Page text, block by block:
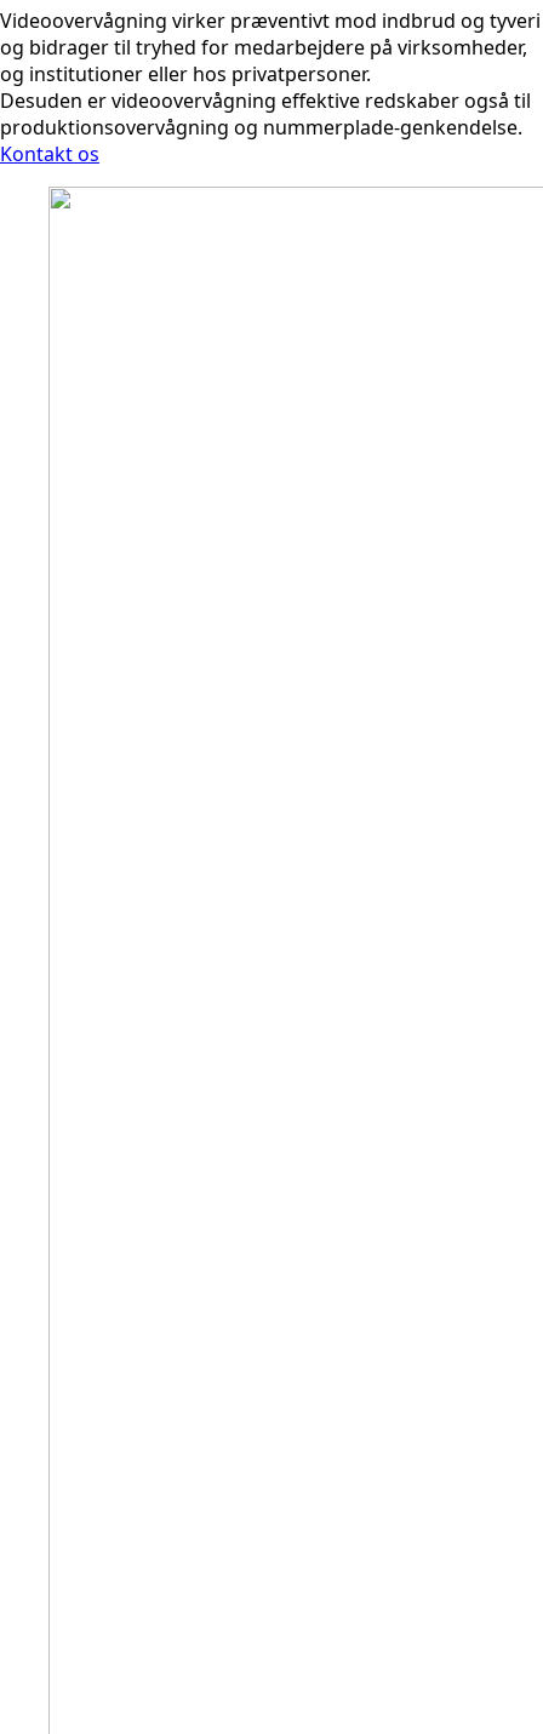
Videoovervågning virker præventivt mod indbrud og tyveri
og bidrager til tryhed for medarbejdere på virksomheder,
og institutioner eller hos privatpersoner.
Desuden er videoovervågning effektive redskaber også til
produktionsovervågning og nummerplade-genkendelse.
Kontakt os